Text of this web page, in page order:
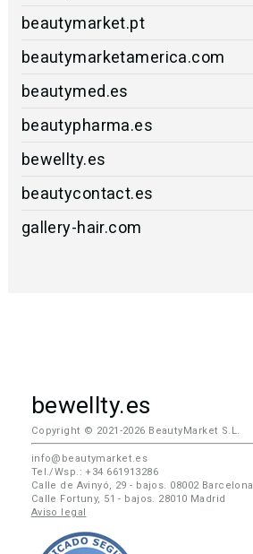
beautymarket.pt
beautymarketamerica.com
beautymed.es
beautypharma.es
bewellty.es
beautycontact.es
gallery-hair.com
bewellty.es
Copyright © 2021-2026 BeautyMarket S.L.
info@beautymarket.es
Tel./Wsp.: +34 661913286
Calle de Avinyó, 29 - bajos. 08002 Barcelona
Calle Fortuny, 51 - bajos. 28010 Madrid
Aviso legal